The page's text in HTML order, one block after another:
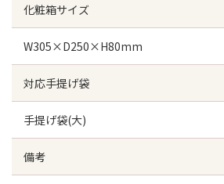
化粧箱サイズ
W305×D250×H80mm
対応手提げ袋
手提げ袋(大)
備考